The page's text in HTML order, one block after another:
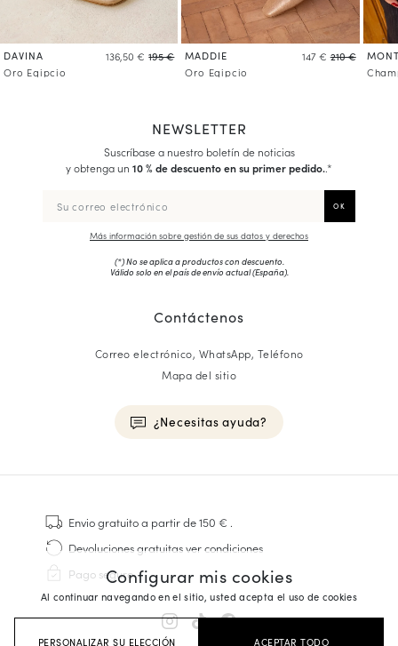
DAVINA 136,50 € 195 €
Oro Egipcio
MADDIE 147 € 210 €
Oro Egipcio
Configurar mis cookies
Al continuar navegando en el sitio, usted acepta el uso de cookies
PERSONALIZAR SU ELECCIÓN ACEPTAR TODO
NEWSLETTER
Suscríbase a nuestro boletín de noticias
y obtenga un 10 % de descuento en su primer pedido..*
Más información sobre gestión de sus datos y derechos
(*) No se aplica a productos con descuento.
Válido solo en el país de envío actual (España).
Contáctenos
Correo electrónico, WhatsApp, Teléfono
Mapa del sitio
¿Necesitas ayuda?
Zapatillas
Cosido Goodyear
Derbies y Richelieu
Zapatos Richelieu Hombre
Mocasines
Sandalias y Alpargatas
Envio gratuitoa partir de 150 €
Devoluciones gratuitasver condiciones
Pago seguro